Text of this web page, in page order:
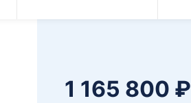
1 165 800 ₽